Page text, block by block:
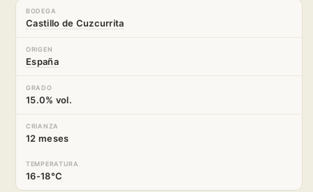
BODEGA
Castillo de Cuzcurrita
ORIGEN
España
GRADO
15.0% vol.
CRIANZA
12 meses
TEMPERATURA
16-18°C